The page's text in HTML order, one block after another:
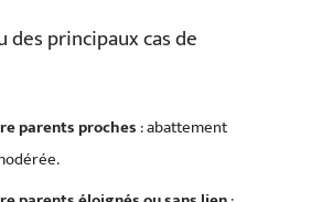
des principaux cas de
parents proches: abattement